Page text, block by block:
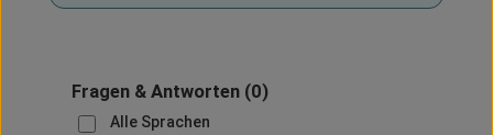
Fragen & Antworten(0)
Alle Sprachen